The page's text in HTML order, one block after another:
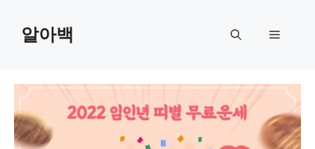
content알아백 Menu